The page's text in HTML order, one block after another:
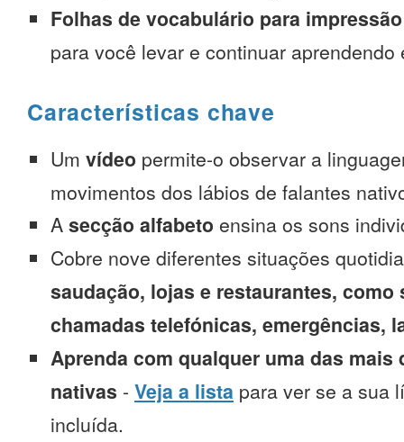
Folhas de vocabulário para impressão
para você levar e continuar aprendendo
Características chave
Um vídeo permite-o observar a
movimentos dos lábios de falantes
A secção alfabeto ensina os sons
Cobre nove diferentes situações
saudação, lojas e restaurantes, como
chamadas telefónicas, emergências,
Aprenda com qualquer uma das mais
nativas - Veja a lista para ver se a sua
incluída.